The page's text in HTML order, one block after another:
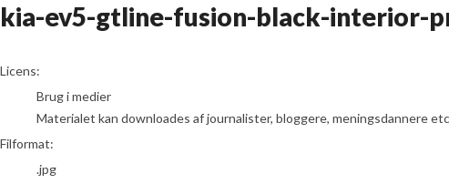
kia-ev5-gtline-fusion-black-interior-
go to media item
Licens:
Brug i medier
Materialet kan downloades af journalister, bloggere, meningsdannere
Filformat:
.jpg